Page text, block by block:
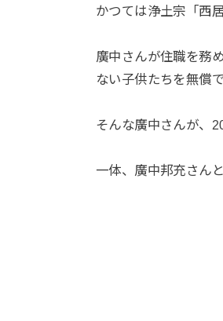
かつては浄土宗「西
廣中さんが住職を務
ない子供たちを無償
そんな廣中さんが、
一体、廣中邦充さん